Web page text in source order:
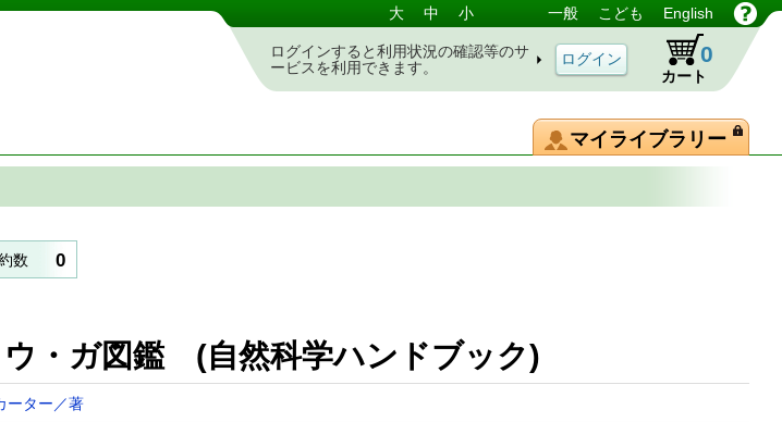
ステム 大 中 小 一般 こども English
ログインすると利用状況の確認等のサ
ービスを利用できます。
カート
0
マイライブラリー
数 0
・ガ図鑑 (自然科学ハンドブック)
ーター／著